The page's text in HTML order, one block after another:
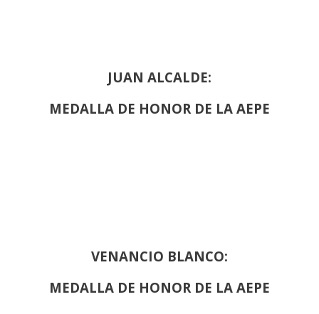
JUAN ALCALDE:
MEDALLA DE HONOR DE LA AEPE
VENANCIO BLANCO:
MEDALLA DE HONOR DE LA AEPE